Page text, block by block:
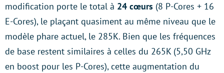
modification porte le total à 24 cœurs (8 P-Cores + 16
E-Cores), le plaçant quasiment au même niveau que le
modèle phare actuel, le 285K. Bien que les fréquences
de base restent similaires à celles du 265K (5,50 GHz
en boost pour les P-Cores), cette augmentation du